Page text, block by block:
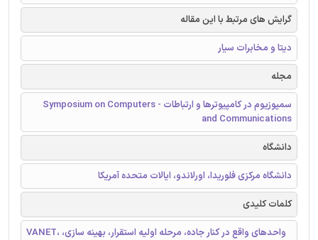
گرایش های مرتبط با این مقاله
دیتا و مخابرات سیار
مجله
سمپوزیوم در کامپیوترها و ارتباطات - Symposium on Computers
and Communications
دانشگاه
دانشگاه مرکزی فلوریدا، اورلاندو، ایالات متحده آمریکا
کلمات کلیدی
VANET، واحدهای واقع در کنار جاده، مرحله اولیه استقرار، بهینه سازی،